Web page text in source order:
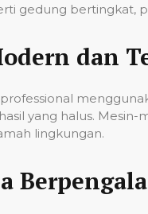
gedung bertingkat,
dan
yang halus.
lingkungan.